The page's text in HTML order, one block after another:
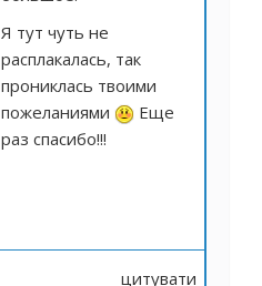
Я тут чуть не
расплакалась, так
прониклась твоими
пожеланиями
Еще
раз спасибо!!!
цитувати